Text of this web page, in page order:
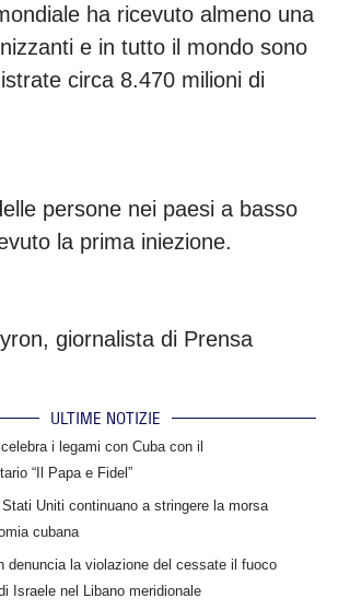
ha ricevuto almeno una
e in tutto il mondo sono
circa 8.470 milioni di
persone nei paesi a basso
la prima iniezione.
giornalista di Prensa
ULTIME NOTIZIE
i legami con Cuba con il
“Il Papa e Fidel”
Uniti continuano a stringere la morsa
cubana
denuncia la violazione del cessate il fuoco
Israele nel Libano meridionale